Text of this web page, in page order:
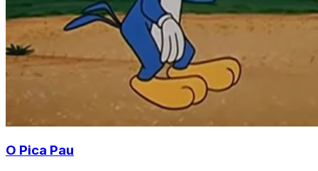
O Pica Pau